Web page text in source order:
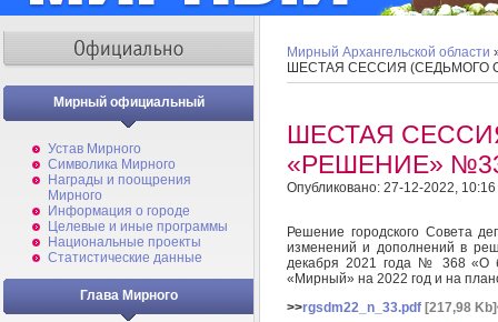
Мирный официальный
Устав Мирного
Символика Мирного
Награды и поощрения
Мирного
Информация о городе
Целевые и иные программы
Национальные проекты
Статистические данные
Глава Мирного
Мирный Архангельской области
ШЕСТАЯ СЕССИЯ (СЕДЬМОГО
ШЕСТАЯ
«РЕШЕНИЕ»
Опубликовано: 27-12-2022, 10:16
Решение городского Совета
изменений и дополнений в
декабря 2021 года № 368 «О
«Мирный» на 2022 год и на
>>rgsdm22_n_33.pdf [217,98 Kb]